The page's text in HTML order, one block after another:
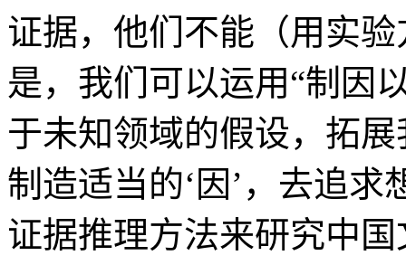
证据，他们不能（用实
是，我们可以运用“制因
于未知领域的假设，拓
制造适当的‘因’，去追求
证据推理方法来研究中